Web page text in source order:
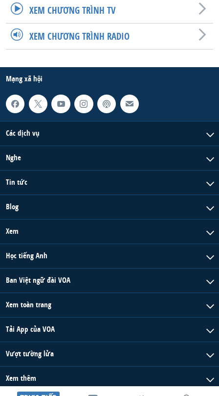
XEM CHƯƠNG TRÌNH TV
XEM CHƯƠNG TRÌNH RADIO
Mạng xã hội
Các dịch vụ
Nghe
Tin tức
Blog
Xem
Học tiếng Anh
Ban Việt ngữ đài VOA
Xem toàn trang
Tải App của VOA
Vượt tường lửa
Xem thêm